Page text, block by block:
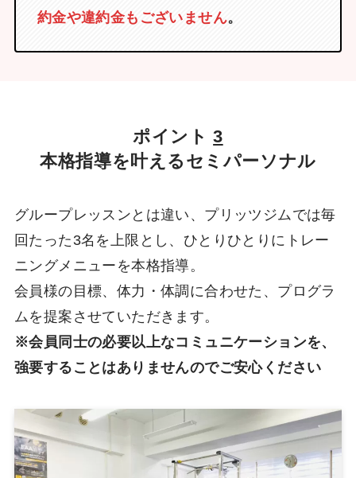
約金や違約金もございません。
ポイント3
本格指導を叶えるセミパーソナル
グループレッスンとは違い、プリッツジムでは毎
回たった3名を上限とし、ひとりひとりにトレー
ニングメニューを本格指導。
会員様の目標、体力・体調に合わせた、プログラ
ムを提案させていただきます。
※会員同士の必要以上なコミュニケーションを、
強要することはありませんのでご安心ください